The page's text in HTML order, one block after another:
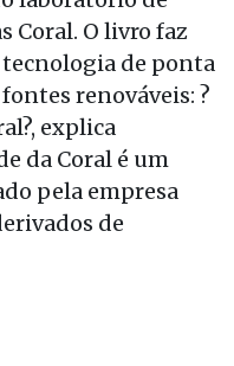
Coral. O livro faz
de ponta
renováveis: ?
explica
da Coral é um
pela empresa
de